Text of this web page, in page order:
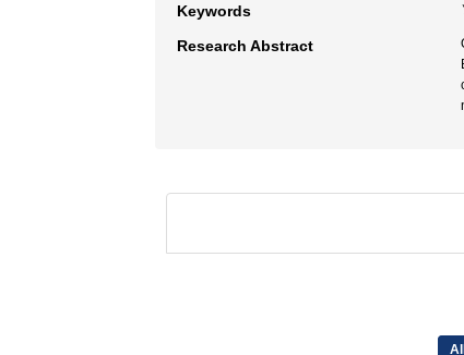
Keywords
Research Abstract
All